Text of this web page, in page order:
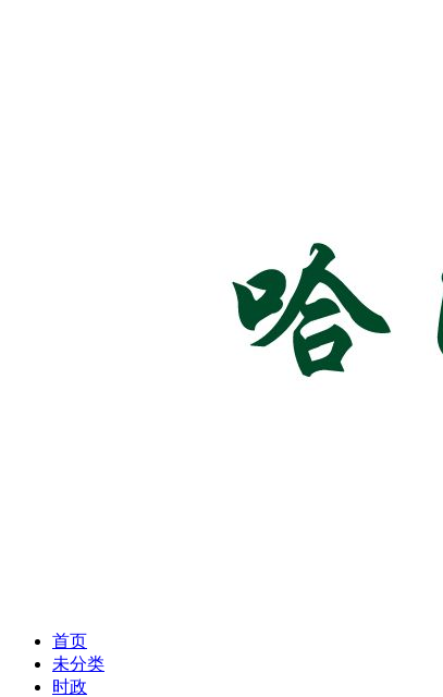
首页
未分类
时政